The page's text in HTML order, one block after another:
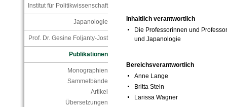
Institut für Politikwissenschaft
Japanologie
Prof. Dr. Gesine Foljanty-Jost
Publikationen
Monographien
Sammelbände
Artikel
Übersetzungen
Inhaltlich verantwortlich
Die Professorinnen und
und Japanologie
Bereichsverantwortlich
Anne Lange
Britta Stein
Larissa Wagner